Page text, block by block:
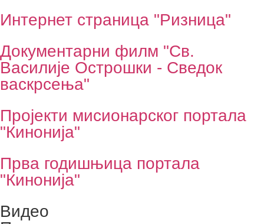
Интернет страница "Ризница"
Документарни филм "Св.
Василије Острошки - Сведок
васкрсења"
Пројекти мисионарског портала
"Кинонија"
Прва годишњица портала
"Кинонија"
Видео